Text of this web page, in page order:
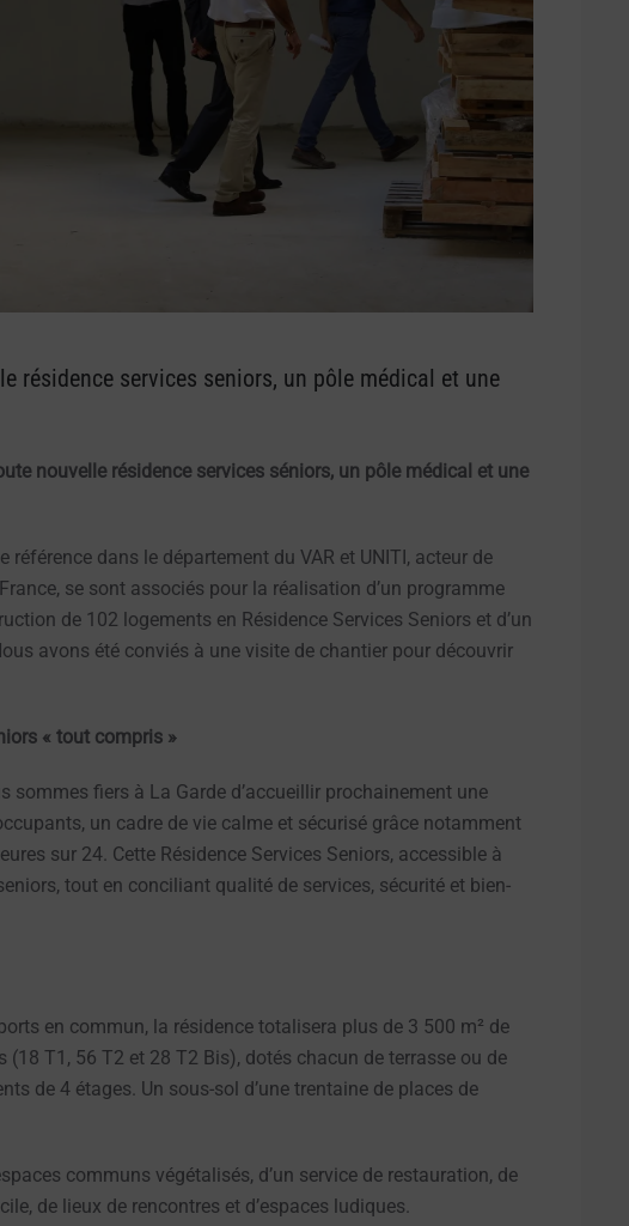
résidence services seniors, un pôle médical et une
nouvelle résidence services séniors, un pôle médical et une
dans le département du VAR et UNITI, acteur de
se sont associés pour la réalisation d’un programme
de 102 logements en Résidence Services Seniors et d’un
avons été conviés à une visite de chantier pour découvrir
« tout compris »
sommes fiers à La Garde d’accueillir prochainement une
un cadre de vie calme et sécurisé grâce notamment
sur 24. Cette Résidence Services Seniors, accessible à
tout en conciliant qualité de services, sécurité et bien-
en commun, la résidence totalisera plus de 3 500 m² de
T1, 56 T2 et 28 T2 Bis), dotés chacun de terrasse ou de
de 4 étages. Un sous-sol d’une trentaine de places de
communs végétalisés, d’un service de restauration, de
de lieux de rencontres et d’espaces ludiques.